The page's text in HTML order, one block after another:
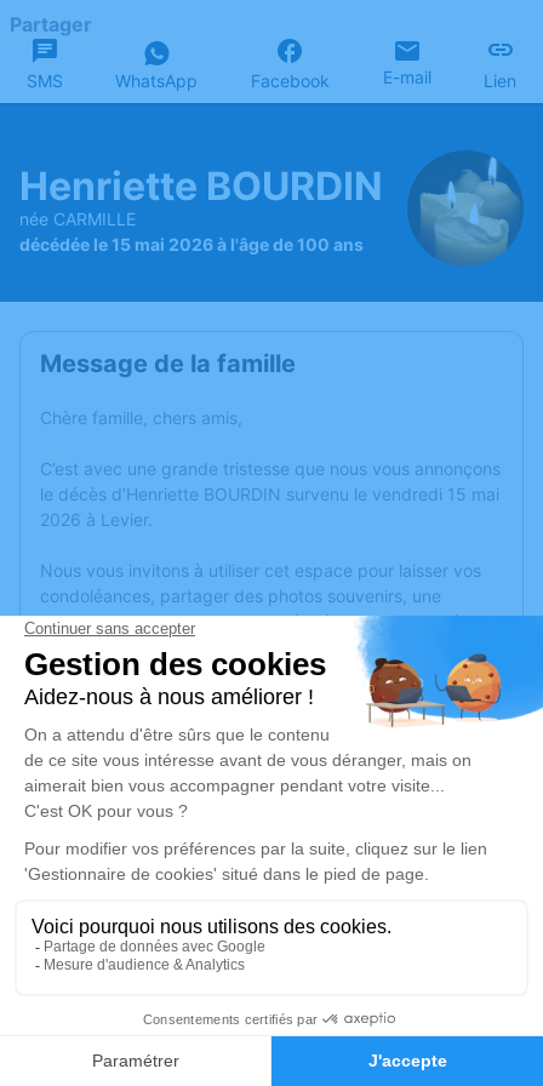
Faire-part Hommages
Partager
SMS WhatsApp Facebook E-mail Lien
Henriette BOURDIN
née CARMILLE
décédée le 15 mai 2026 à l'âge de 100 ans
Message de la famille
Chère famille, chers amis,
C’est avec une grande tristesse que nous vous annonçons
le décès d’Henriette BOURDIN survenu le vendredi 15 mai
2026 à Levier.
Nous vous invitons à utiliser cet espace pour laisser vos
condoléances, partager des photos souvenirs, une
anecdote ou exprimer vos pensées à travers des poèmes
ou des textes. Cet endroit est un lieu d'expression dédié à
honorer la mémoire d’Henriette BOURDIN.
Un service de plantation d’arbre hommage estdisponible
mardi 19 mai 2026 à 10h00
Église de Saint-Point-Lac
25160 Saint-Point-Lac
Je rends hommage